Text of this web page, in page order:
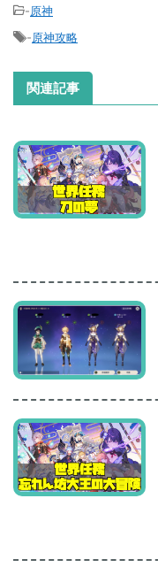
-原神
-原神攻略
関連記事